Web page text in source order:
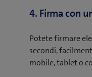
4. Firma con
Potete firmare
secondi,
mobile, tablet o